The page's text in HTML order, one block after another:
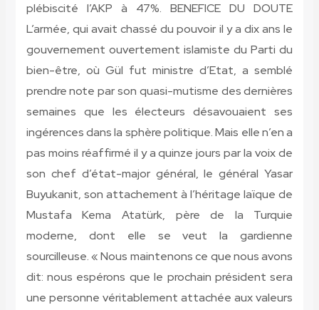
plébiscité l’AKP à 47%.BENEFICE DU DOUTE
L’armée, qui avait chassé du pouvoir il y a dix ans le
gouvernement ouvertement islamiste du Parti du
bien-être, où Gül fut ministre d’Etat, a semblé
prendre note par son quasi-mutisme des dernières
semaines que les électeurs désavouaient ses
ingérences dans la sphère politique. Mais elle n’en a
pas moins réaffirmé il y a quinze jours par la voix de
son chef d’état-major général, le général Yasar
Buyukanit, son attachement à l’héritage laïque de
Mustafa Kema Atatürk, père de la Turquie
moderne, dont elle se veut la gardienne
sourcilleuse. « Nous maintenons ce que nous avons
dit: nous espérons que le prochain président sera
une personne véritablement attachée aux valeurs